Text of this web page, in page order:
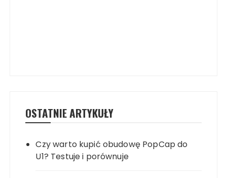
OSTATNIE ARTYKUŁY
Czy warto kupić obudowę PopCap do
U1? Testuje i porównuje